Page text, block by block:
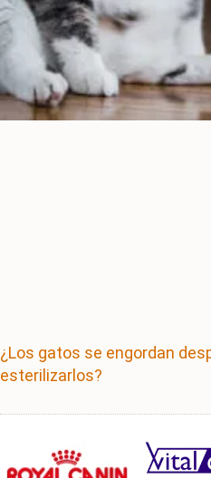
¿Los gatos se engordan
esterilizarlos?